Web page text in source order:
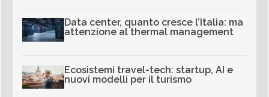
Data center, quanto cresce l’Italia: ma
attenzione al thermal management
Ecosistemi travel-tech: startup, AI e
nuovi modelli per il turismo